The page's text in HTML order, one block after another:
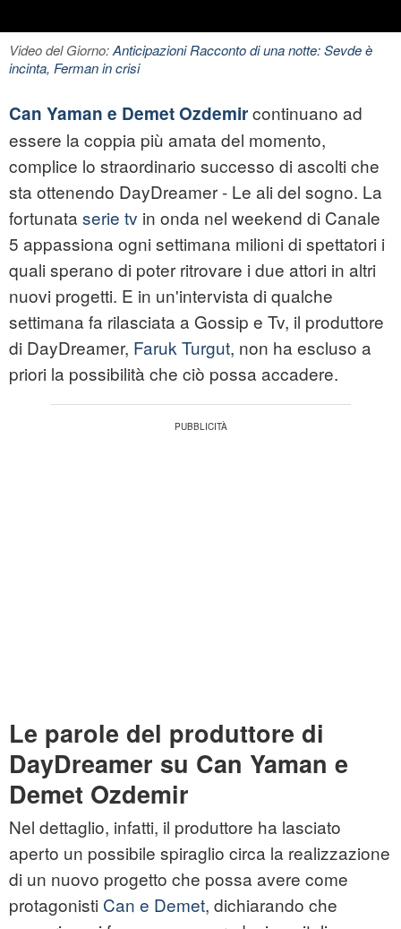
Video del Giorno:Anticipazioni Racconto di una notte: Sevde è
incinta, Ferman in crisi
Can Yaman e Demet Ozdemircontinuano ad
essere la coppia più amata del momento,
complice lo straordinario successo di ascolti che
sta ottenendo DayDreamer - Le ali del sogno. La
fortunata serie tv in onda nel weekend di Canale
5 appassiona ogni settimana milioni di spettatori i
quali sperano di poter ritrovare i due attori in altri
nuovi progetti. E in un'intervista di qualche
settimana fa rilasciata a Gossip e Tv, il produttore
di DayDreamer, Faruk Turgut, non ha escluso a
priori la possibilità che ciò possa accadere.
Le parole del produttore di
DayDreamer su Can Yaman e
Demet Ozdemir
Nel dettaglio, infatti, il produttore ha lasciato
aperto un possibile spiraglio circa la realizzazione
di un nuovo progetto che possa avere come
protagonisti Can e Demet, dichiarando che